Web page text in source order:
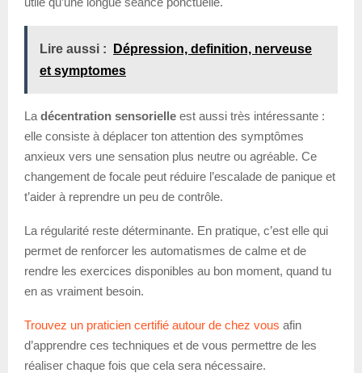
Lire aussi :
Dépression, definition, nerveuse
et symptomes
La décentration sensorielle est aussi très intéressante :
elle consiste à déplacer ton attention des symptômes
anxieux vers une sensation plus neutre ou agréable. Ce
changement de focale peut réduire l’escalade de panique et
t’aider à reprendre un peu de contrôle.
La régularité reste déterminante. En pratique, c’est elle qui
permet de renforcer les automatismes de calme et de
rendre les exercices disponibles au bon moment, quand tu
en as vraiment besoin.
Trouvez un praticien certifié autour de chez vous afin
d’apprendre ces techniques et de vous permettre de les
réaliser chaque fois que cela sera nécessaire.